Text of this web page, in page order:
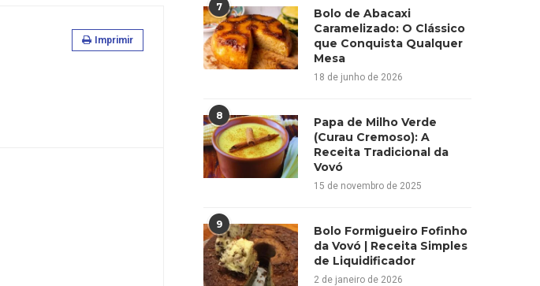
Imprimir
7
Bolo de Abacaxi
Caramelizado: O Clássico
que Conquista Qualquer
Mesa
18 de junho de 2026
8
Papa de Milho Verde
(Curau Cremoso): A
Receita Tradicional da
Vovó
15 de novembro de 2025
9
Bolo Formigueiro Fofinho
da Vovó | Receita Simples
de Liquidificador
2 de janeiro de 2026